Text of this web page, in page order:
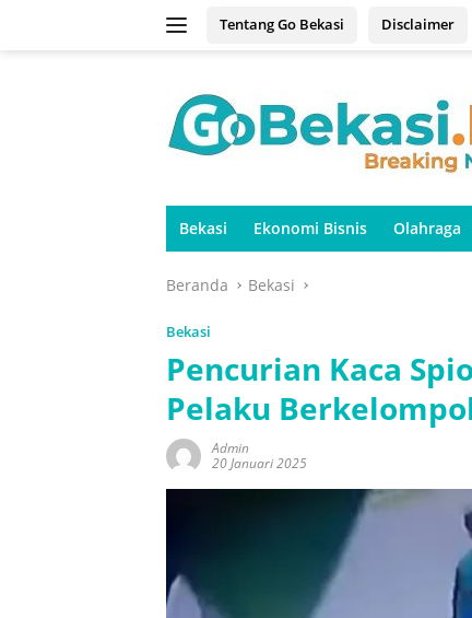
Tentang Go Bekasi Disclaimer
Bekasi Ekonomi Bisnis Olahraga
Beranda Bekasi
Bekasi
Pencurian Kaca
Pelaku
Admin
20 Januari 2025